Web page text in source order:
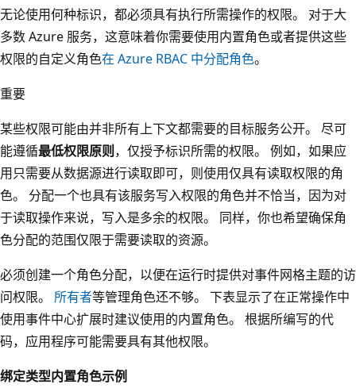
无论使用何种标识，都必须具有执行所需操作的权限。 对于大
多数 Azure 服务，这意味着你需要使用内置角色或者提供这些
权限的自定义角色在 Azure RBAC 中分配角色。
重要
某些权限可能由并非所有上下文都需要的目标服务公开。 尽可
能遵循最低权限原则，仅授予标识所需的权限。 例如，如果应
用只需要从数据源进行读取即可，则使用仅具有读取权限的角
色。 分配一个也具有该服务写入权限的角色并不恰当，因为对
于读取操作来说，写入是多余的权限。 同样，你也希望确保角
色分配的范围仅限于需要读取的资源。
必须创建一个角色分配，以便在运行时提供对事件网格主题的访
问权限。 所有者等管理角色还不够。 下表显示了在正常操作中
使用事件中心扩展时建议使用的内置角色。 根据所编写的代
码，应用程序可能需要具有其他权限。
绑定类型内置角色示例